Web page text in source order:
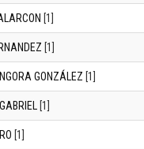
[1]
[1]
GONZÁLEZ [1]
[1]
[1]